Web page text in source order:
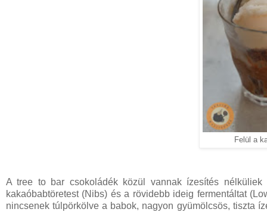
Felül a
A tree to bar csokoládék közül vannak ízesítés
kakaóbabtöretest (Nibs) és a rövidebb ideig fermentáltat
nincsenek túlpörkölve a babok, nagyon gyümölcsös, tiszta